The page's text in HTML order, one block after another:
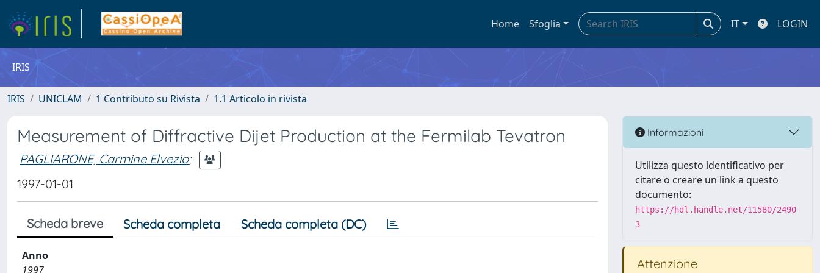
Home Sfoglia IT LOGIN
IRIS
IRIS UNICLAM 1 Contributo su Rivista 1.1 Articolo in rivista
Measurement of Diffractive Dijet Production at the Fermilab Tevatron
PAGLIARONE, Carmine Elvezio;
1997-01-01
Scheda breve Scheda completa Scheda completa (DC)
Anno
1997
Informazioni
Utilizza questo identificativo per
citare o creare un link a questo
documento:
https://hdl.handle.net/11580/2490
3
Attenzione